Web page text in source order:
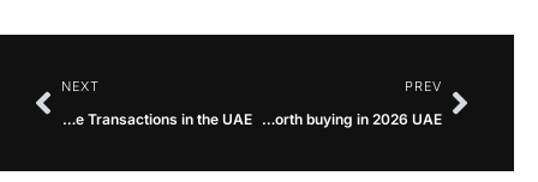
PREV
Is O General AC worth buying in 2026 UAE?
NEXT
How Can Dubai Lawyers Assist with Real Estate Transactions in the UAE